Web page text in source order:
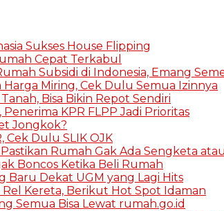
Sukses House Flipping
Cepat Terkabul
Subsidi di Indonesia, Emang
Miring, Cek Dulu Semua Izinnya
Bisa Bikin Repot Sendiri
KPR FLPP Jadi Prioritas
Jongkok?
Cek Dulu SLIK OJK
Rumah Gak Ada Sengketa
Boncos Ketika Beli Rumah
Baru Dekat UGM yang Lagi Hits
Kereta, Berikut Hot Spot Idaman
Semua Bisa Lewat rumah.go.id